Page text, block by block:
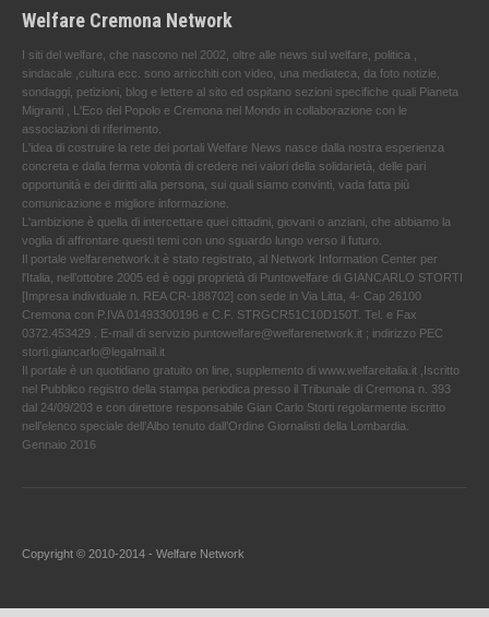
Welfare Cremona Network
I siti del welfare, che nascono nel 2002, oltre alle news sul welfare, politica ,
sindacale ,cultura ecc. sono arricchiti con video, una mediateca, da foto notizie,
sondaggi, petizioni, blog e lettere al sito ed ospitano sezioni specifiche quali Pianeta
Migranti , L'Eco del Popolo e Cremona nel Mondo in collaborazione con le
associazioni di riferimento.
L'idea di costruire la rete dei portali Welfare News nasce dalla nostra esperienza
concreta e dalla ferma volontà di credere nei valori della solidarietà, delle pari
opportunità e dei diritti alla persona, sui quali siamo convinti, vada fatta più
comunicazione e migliore informazione.
L'ambizione è quella di intercettare quei cittadini, giovani o anziani, che abbiamo la
voglia di affrontare questi temi con uno sguardo lungo verso il futuro.
Il portale welfarenetwork.it è stato registrato, al Network Information Center per
l'Italia, nell’ottobre 2005 ed è oggi proprietà di Puntowelfare di GIANCARLO STORTI
[Impresa individuale n. REA CR-188702] con sede in Via Litta, 4- Cap 26100
Cremona con P.IVA 01493300196 e C.F. STRGCR51C10D150T. Tel. e Fax
0372.453429 . E-mail di servizio puntowelfare@welfarenetwork.it ; indirizzo PEC
storti.giancarlo@legalmail.it
Il portale è un quotidiano gratuito on line, supplemento di www.welfareitalia.it ,Iscritto
nel Pubblico registro della stampa periodica presso il Tribunale di Cremona n. 393
dal 24/09/203 e con direttore responsabile Gian Carlo Storti regolarmente iscritto
nell’elenco speciale dell’Albo tenuto dall’Ordine Giornalisti della Lombardia.
Gennaio 2016
Copyright © 2010-2014 - Welfare Network